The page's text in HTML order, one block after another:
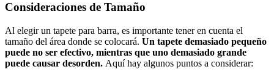
Consideraciones de Tamaño
Al elegir un tapete para barra, es importante tener en cuenta el
tamaño del área donde se colocará. Un tapete demasiado pequeño
puede no ser efectivo, mientras que uno demasiado grande
puede causar desorden. Aquí hay algunos puntos a considerar: